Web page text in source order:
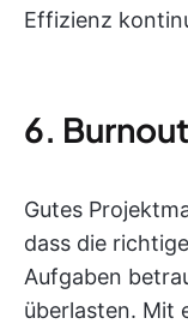
Effizienz
6.
Gutes
dass die
Aufgaben
überlasten. Mit